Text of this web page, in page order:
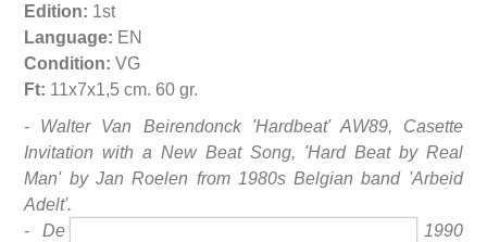
Edition: 1st
Language: EN
Condition: VG
Ft: 11x7x1,5 cm. 60 gr.
- Walter Van Beirendonck 'Hardbeat' AW89, Casette
Invitation with a New Beat Song, 'Hard Beat by Real
Man' by Jan Roelen from 1980s Belgian band 'Arbeid
Adelt'.
- De Hard Beat-collectie voor de winter van 1990